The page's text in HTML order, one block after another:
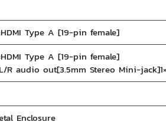
Type A [19-pin female]
Type A [19-pin female]
R audio out[3.5mm Stereo Mini-
Enclosure